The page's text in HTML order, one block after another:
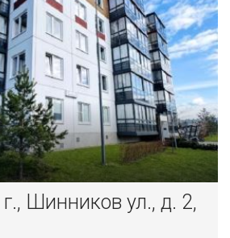
Шинников ул., д. 2,